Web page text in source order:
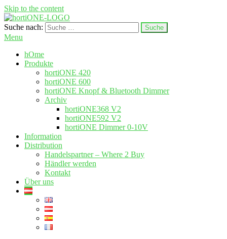
Skip to the content
hortione.com
LED Pflanzenlampen
Suche nach:
Menu
hOme
Produkte
hortiONE 420
hortiONE 600
hortiONE Knopf & Bluetooth Dimmer
Archiv
hortiONE368 V2
hortiONE592 V2
hortiONE Dimmer 0-10V
Information
Distribution
Handelspartner – Where 2 Buy
Händler werden
Kontakt
Über uns